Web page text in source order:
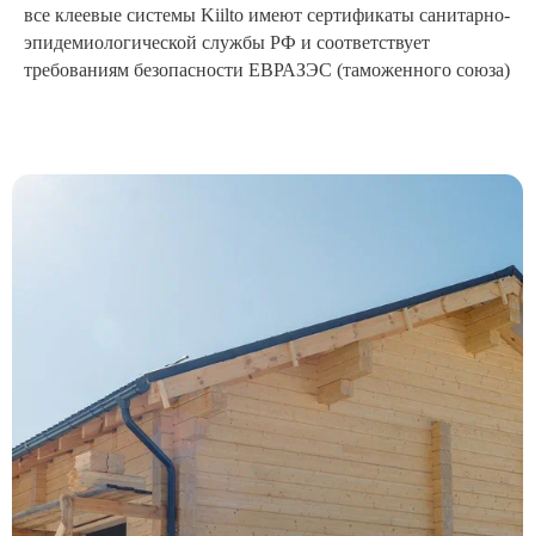
все клеевые системы Kiilto имеют сертификаты санитарно-
эпидемиологической службы РФ и соответствует
требованиям безопасности ЕВРАЗЭС (таможенного союза)